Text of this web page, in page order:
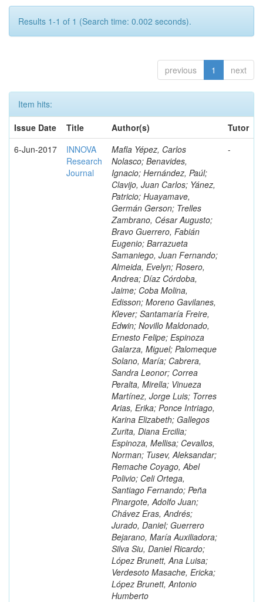
Results 1-1 of 1 (Search time: 0.002 seconds).
previous 1 next
Item hits:
Issue Date
Title Author(s)
Tutor
6-Jun-2017
INNOVA
Research
Journal
Mafla Yépez, Carlos
Nolasco; Benavides,
Ignacio; Hernández, Paúl;
Clavijo, Juan Carlos; Yánez,
Patricio; Huayamave,
Germán Gerson; Trelles
Zambrano, César Augusto;
Bravo Guerrero, Fabián
Eugenio; Barrazueta
Samaniego, Juan Fernando;
Almeida, Evelyn; Rosero,
Andrea; Díaz Córdoba,
Jaime; Coba Molina,
Edisson; Moreno Gavilanes,
Klever; Santamaría Freire,
Edwin; Novillo Maldonado,
Ernesto Felipe; Espinoza
Galarza, Miguel; Palomeque
Solano, María; Cabrera,
Sandra Leonor; Correa
Peralta, Mirella; Vinueza
Martínez, Jorge Luis; Torres
Arias, Erika; Ponce Intriago,
Karina Elizabeth; Gallegos
Zurita, Diana Ercilia;
Espinoza, Mellisa; Cevallos,
Norman; Tusev, Aleksandar;
Remache Coyago, Abel
Polivio; Celi Ortega,
Santiago Fernando; Peña
Pinargote, Adolfo Juan;
Chávez Eras, Andrés;
Jurado, Daniel; Guerrero
Bejarano, María Auxiliadora;
Silva Siu, Daniel Ricardo;
López Brunett, Ana Luisa;
Verdesoto Masache, Ericka;
López Brunett, Antonio
Humberto
-